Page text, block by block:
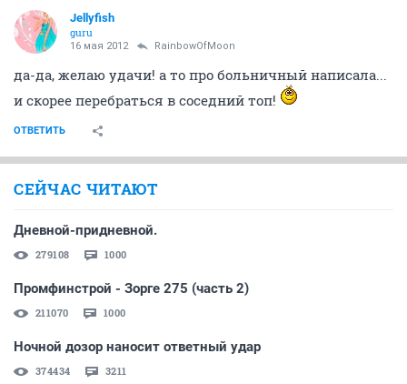
Jellyfish
guru
16 мая 2012 RainbowOfMoon
да-да, желаю удачи! а то про больничный написала...
и скорее перебраться в соседний топ!
ОТВЕТИТЬ
СЕЙЧАС ЧИТАЮТ
Дневной-придневной.
279108 1000
Промфинстрой - Зорге 275 (часть 2)
211070 1000
Ночной дозор наносит ответный удар
374434 3211